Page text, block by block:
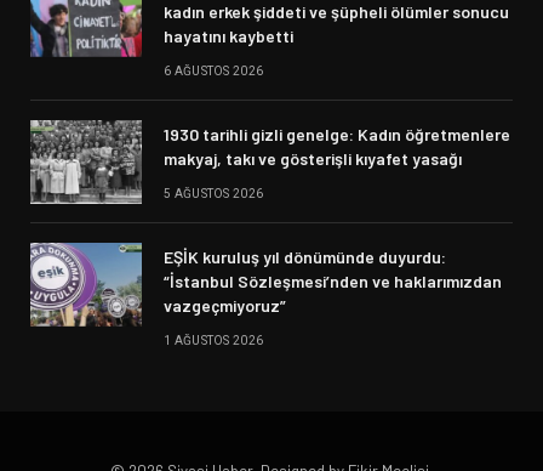
kadın erkek şiddeti ve şüpheli ölümler sonucu
hayatını kaybetti
6 AĞUSTOS 2026
1930 tarihli gizli genelge: Kadın öğretmenlere
makyaj, takı ve gösterişli kıyafet yasağı
5 AĞUSTOS 2026
EŞİK kuruluş yıl dönümünde duyurdu:
“İstanbul Sözleşmesi’nden ve haklarımızdan
vazgeçmiyoruz”
1 AĞUSTOS 2026